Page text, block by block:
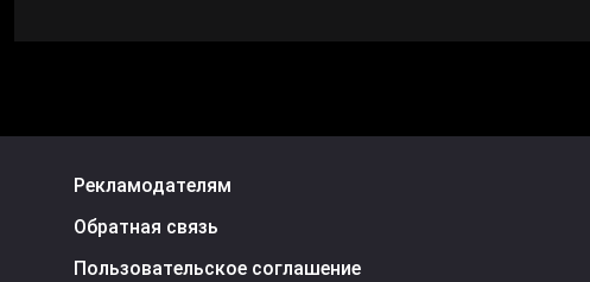
Рекламодателям
Обратная связь
Пользовательское соглашение